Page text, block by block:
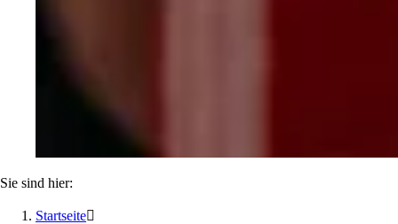
Sie sind hier:
Startseite